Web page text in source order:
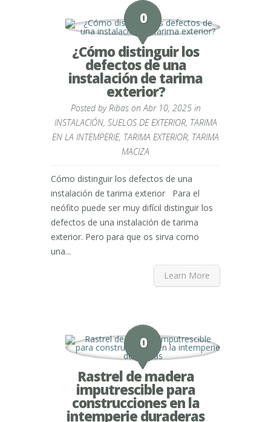
0
¿Cómo distinguir los
defectos de una
instalación de tarima
exterior?
Posted by Ribason Abr 10, 2025 in
INSTALACIÓN, SUELOS DE EXTERIOR, TARIMA
EN LA INTEMPERIE, TARIMA EXTERIOR, TARIMA
MACIZA
Cómo distinguir los defectos de una
instalación de tarima exterior Para el
neófito puede ser muy difícil distinguir los
defectos de una instalación de tarima
exterior. Pero para que os sirva como
una...
Learn More
0
Rastrel de madera
imputrescible para
construcciones en la
intemperie duraderas